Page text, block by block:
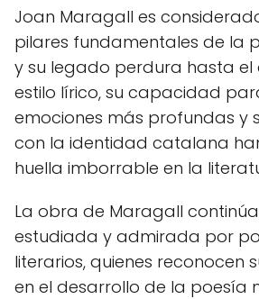
Joan Maragall es
pilares fundamentales de la
y su legado perdura hasta el
estilo lírico, su capacidad
emociones más profundas y
con la identidad catalana
huella imborrable en la
La obra de Maragall
estudiada y admirada por
literarios, quienes reconocen
en el desarrollo de la poesía